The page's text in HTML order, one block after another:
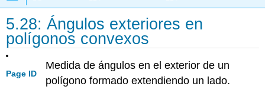
5.28: Ángulos exteriores en
polígonos convexos
Page ID
Medida de ángulos en el exterior de un
polígono formado extendiendo un lado.